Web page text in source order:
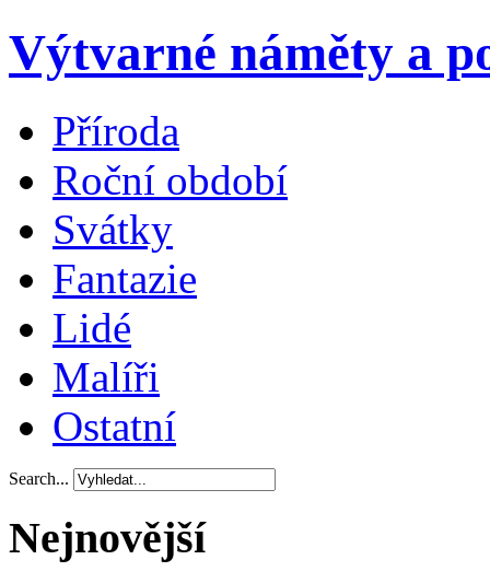
Výtvarné náměty a
Příroda
Roční období
Svátky
Fantazie
Lidé
Malíři
Ostatní
Search...
Nejnovější